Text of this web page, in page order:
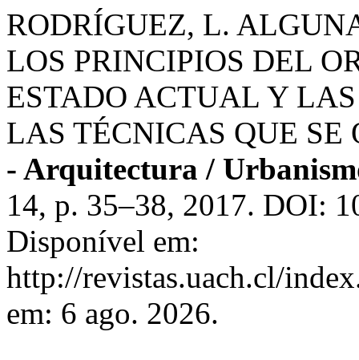
RODRÍGUEZ, L.
LOS PRINCIPIOS DEL
ESTADO ACTUAL Y
LAS TÉCNICAS QUE SE
- Arquitectura /
14, p. 35–38, 2017. DOI:
Disponível em:
http://revistas.uach.cl/
em: 6 ago. 2026.